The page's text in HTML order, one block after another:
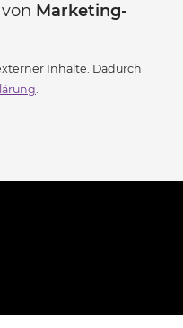
Marketing-
Inhalte. Dadurch
.